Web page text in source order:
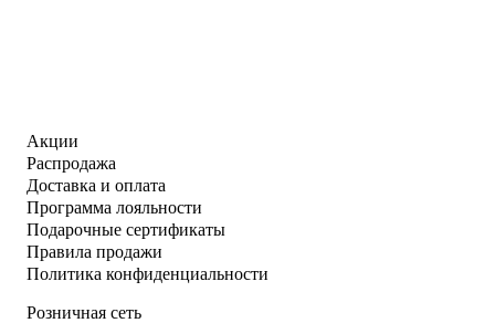
Акции
Распродажа
Доставка и оплата
Программа лояльности
Подарочные сертификаты
Правила продажи
Политика конфиденциальности
Розничная сеть